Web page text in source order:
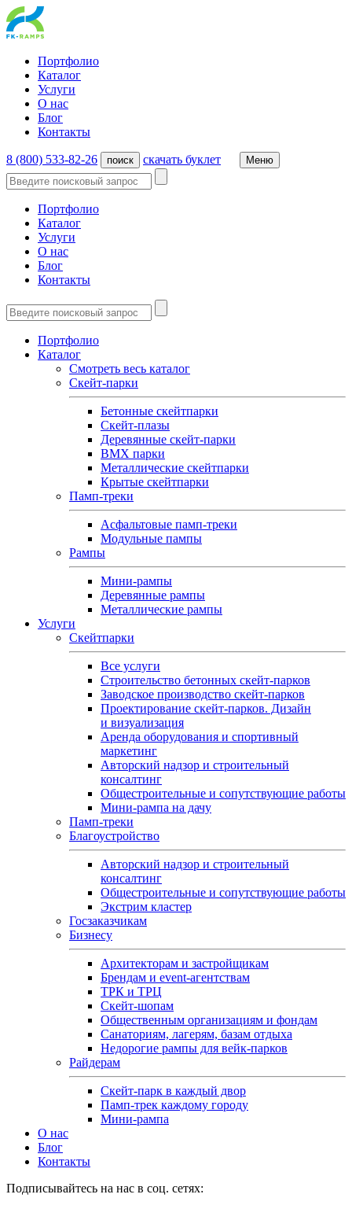
Портфолио
Каталог
Услуги
О нас
Блог
Контакты
8 (800) 533-82-26 поиск cкачать буклет Меню
Портфолио
Каталог
Услуги
О нас
Блог
Контакты
Портфолио
Каталог
Смотреть весь каталог
Скейт-парки
Бетонные скейтпарки
Скейт‑плазы
Деревянные скейт‑парки
BMX парки
Металлические скейтпарки
Крытые скейтпарки
Памп-треки
Асфальтовые памп‑треки
Модульные пампы
Рампы
Мини-рампы
Деревянные рампы
Металлические рампы
Услуги
Скейтпарки
Все услуги
Строительство бетонных скейт-парков
Заводское производство скейт-парков
Проектирование скейт-парков. Дизайн
и визуализация
Аренда оборудования и спортивный
маркетинг
Авторский надзор и строительный
консалтинг
Общестроительные и сопутствующие работы
Мини-рампа на дачу
Памп‑треки
Благоустройство
Авторский надзор и строительный
консалтинг
Общестроительные и сопутствующие работы
Экстрим кластер
Госзаказчикам
Бизнесу
Архитекторам и застройщикам
Брендам и event-агентствам
ТРК и ТРЦ
Скейт-шопам
Общественным организациям и фондам
Санаториям, лагерям, базам отдыха
Недорогие рампы для вейк-парков
Райдерам
Скейт-парк в каждый двор
Памп-трек каждому городу
Мини-рампа
О нас
Блог
Контакты
Подписывайтесь на нас в соц. сетях: